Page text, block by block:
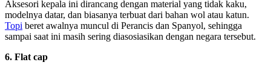
Aksesori kepala ini dirancang dengan material yang tidak kaku,
modelnya datar, dan biasanya terbuat dari bahan wol atau katun.
Topi beret awalnya muncul di Perancis dan Spanyol, sehingga
sampai saat ini masih sering diasosiasikan dengan negara tersebut.
6. Flat cap